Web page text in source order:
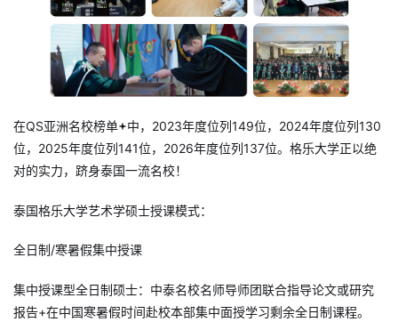
在QS亚洲名校榜单
中，2023年度位列149位，2024年度位列130
位，2025年度位列141位，2026年度位列137位。格乐大学正以绝
对的实力，跻身泰国一流名校！
泰国格乐大学艺术学硕士授课模式：
全日制/寒暑假集中授课
集中授课型全日制硕士：中泰名校名师导师团联合指导论文或研究
报告+在中国寒暑假时间赴校本部集中面授学习剩余全日制课程。